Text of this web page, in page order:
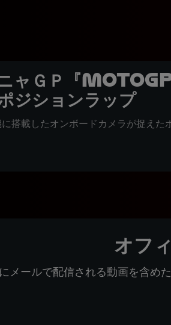
ャＧＰ『
ジションラップ
搭載したオンボードカメラが捉えた
オフ
メールで配信される動画を含め